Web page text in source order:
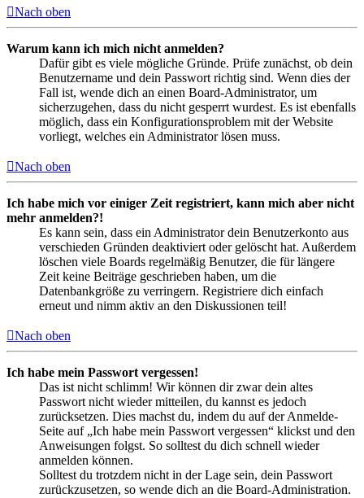
Nach oben
Warum kann ich mich nicht anmelden?
Dafür gibt es viele mögliche Gründe. Prüfe zunächst, ob dein
Benutzername und dein Passwort richtig sind. Wenn dies der
Fall ist, wende dich an einen Board-Administrator, um
sicherzugehen, dass du nicht gesperrt wurdest. Es ist ebenfalls
möglich, dass ein Konfigurationsproblem mit der Website
vorliegt, welches ein Administrator lösen muss.
Nach oben
Ich habe mich vor einiger Zeit registriert, kann mich aber nicht
mehr anmelden?!
Es kann sein, dass ein Administrator dein Benutzerkonto aus
verschieden Gründen deaktiviert oder gelöscht hat. Außerdem
löschen viele Boards regelmäßig Benutzer, die für längere
Zeit keine Beiträge geschrieben haben, um die
Datenbankgröße zu verringern. Registriere dich einfach
erneut und nimm aktiv an den Diskussionen teil!
Nach oben
Ich habe mein Passwort vergessen!
Das ist nicht schlimm! Wir können dir zwar dein altes
Passwort nicht wieder mitteilen, du kannst es jedoch
zurücksetzen. Dies machst du, indem du auf der Anmelde-
Seite auf „Ich habe mein Passwort vergessen“ klickst und den
Anweisungen folgst. So solltest du dich schnell wieder
anmelden können.
Solltest du trotzdem nicht in der Lage sein, dein Passwort
zurückzusetzen, so wende dich an die Board-Administration.